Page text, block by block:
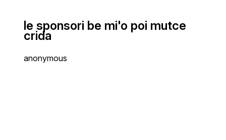
le sponsori be mi'o poi mutce
crida
anonymous